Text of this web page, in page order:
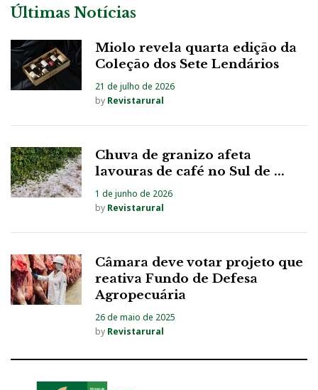
Últimas Notícias
Miolo revela quarta edição da
Coleção dos Sete Lendários
21 de julho de 2026
by Revistarural
Chuva de granizo afeta
lavouras de café no Sul de ...
1 de junho de 2026
by Revistarural
Câmara deve votar projeto que
reativa Fundo de Defesa
Agropecuária
26 de maio de 2025
by Revistarural